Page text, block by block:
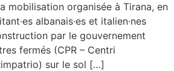
mobilisation organisée à Tirana, en
albanais·es et italien·nes
par le gouvernement
fermés (CPR – Centri
sur le sol […]